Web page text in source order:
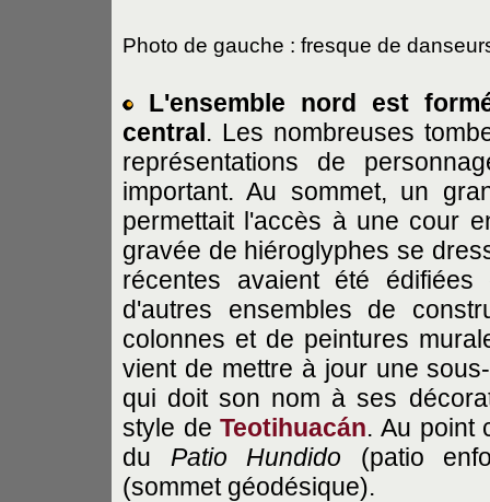
Photo de gauche : fresque de
L'ensemble nord est
central. Les nombreuses
représentations de
important. Au sommet, un
permettait l'accès à une cour
gravée de hiéroglyphes se
récentes avaient été
d'autres ensembles de
colonnes et de peintures
vient de mettre à jour une
qui doit son nom à ses
style deTeotihuacán. Au point
du Patio Hundido (patio
(sommet géodésique).